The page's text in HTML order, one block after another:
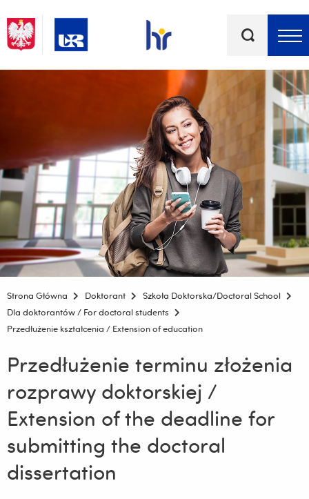
kluczowe
Strona Główna Doktorant
Szkoła Doktorska/Doctoral School
Dla doktorantów / For doctoral students
Przedłużenie kształcenia / Extension of education
Przedłużenie terminu złożenia
rozprawy doktorskiej /
Extension of the deadline for
submitting the doctoral
dissertation